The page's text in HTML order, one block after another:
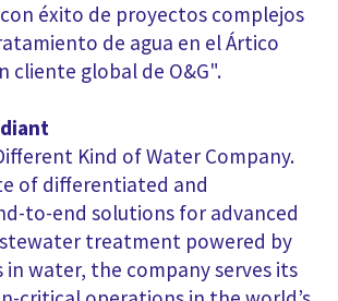
éxito de proyectos complejos
de agua en el Ártico
cliente global de O&G".
Kind of Water Company.
of differentiated and
to-end solutions for advanced
treatment powered by
water, the company serves its